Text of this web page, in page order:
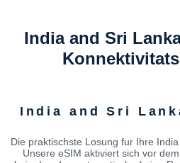
India and Sri
India and Sri
Die praktischste Losung fur Ihre
Unsere eSIM aktiviert sich vor